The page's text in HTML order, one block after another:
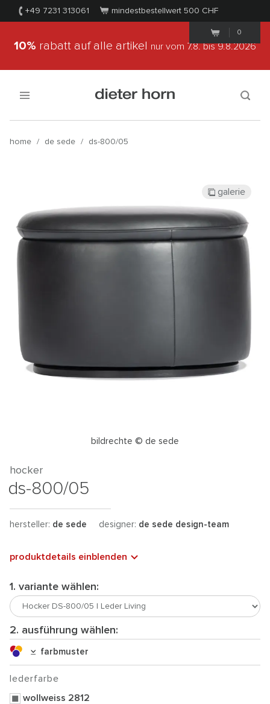
+49 7231 313061 mindestbestellwert 500 CHF
0
10% rabatt auf alle artikel nur vom 7.8.bis 9.8.2026
home / de sede / ds-800/05
bildrechte © de sede
galerie
hocker
ds-800/05
hersteller: de sede designer: de sede design-team
produktdetails einblenden
1. variante wählen:
2. ausführung wählen:
farbmuster
lederfarbe
wollweiss 2812